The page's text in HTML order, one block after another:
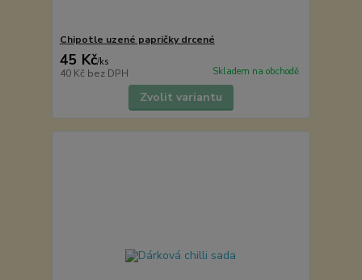
Chipotle uzené papričky drcené
45 Kč/ks
40 Kč bez DPH Skladem na obchodě
Zvolit variantu